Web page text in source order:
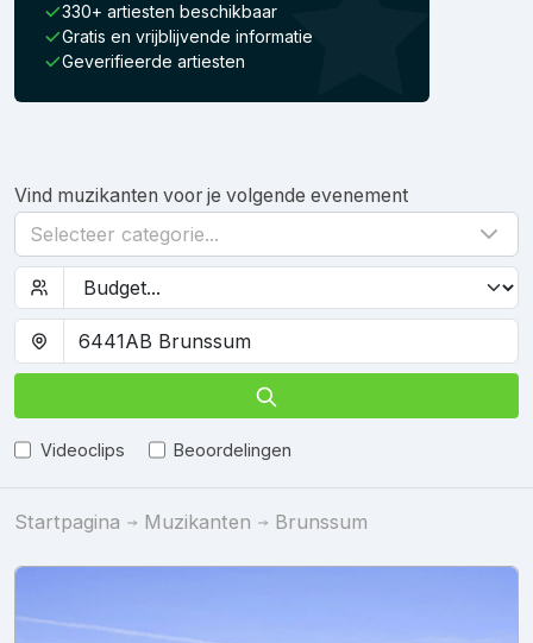
330+ artiesten beschikbaar
Gratis en vrijblijvende informatie
Geverifieerde artiesten
Vind muzikanten voor je volgende evenement
Selecteer categorie...
Videoclips Beoordelingen
Startpagina Muzikanten Brunssum